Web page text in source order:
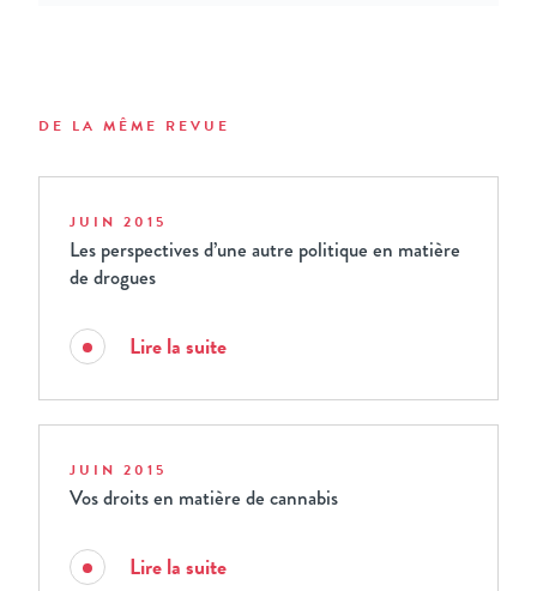
DE LA MÊME REVUE
JUIN 2015
Les perspectives d’une autre politique en matière
de drogues
Lire la suite
JUIN 2015
Vos droits en matière de cannabis
Lire la suite